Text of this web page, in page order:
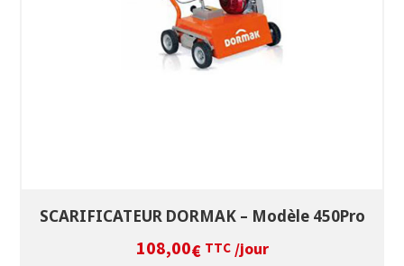
VOIR LE PRODUIT
SCARIFICATEUR DORMAK – Modèle 450Pro
108,00€ TTC /jour